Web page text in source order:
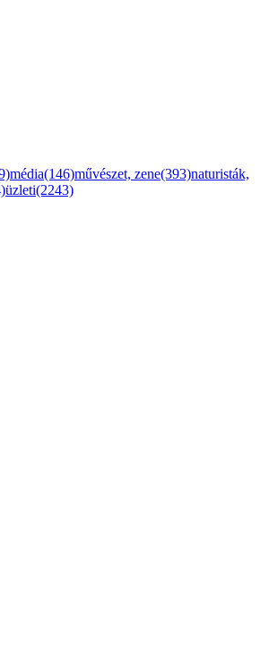
média(146)művészet, zene(393)naturisták,
üzleti(2243)